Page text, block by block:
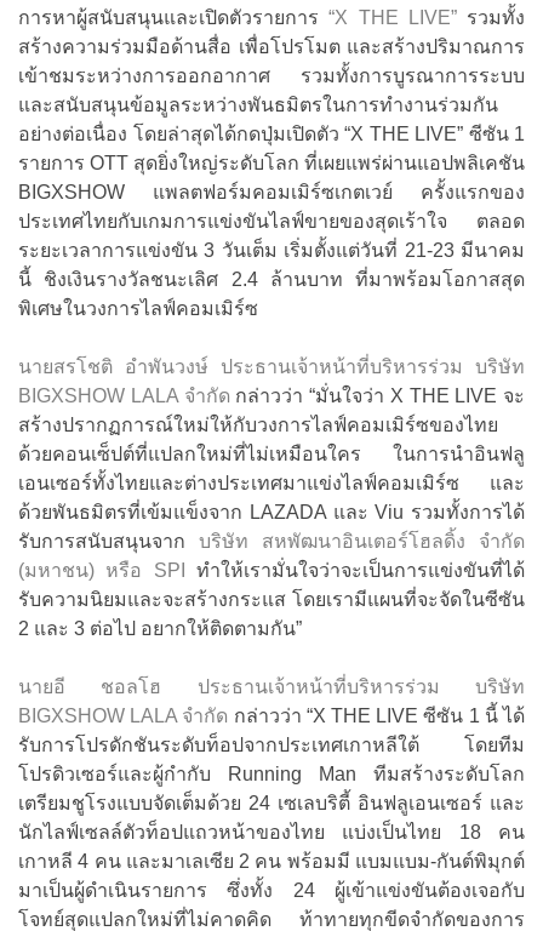
การหาผู้สนับสนุนและเปิดตัวรายการ“X THE LIVE”รวมทั้ง
สร้างความร่วมมือด้านสื่อ เพื่อโปรโมต และสร้างปริมาณการ
เข้าชมระหว่างการออกอากาศ รวมทั้งการบูรณาการระบบ
และสนับสนุนข้อมูลระหว่างพันธมิตรในการทำงานร่วมกัน
อย่างต่อเนื่อง โดยล่าสุดได้กดปุ่มเปิดตัว “X THE LIVE” ซีซัน 1
รายการ OTT สุดยิ่งใหญ่ระดับโลก ที่เผยแพร่ผ่านแอปพลิเคชัน
BIGXSHOW แพลตฟอร์มคอมเมิร์ซเกตเวย์ ครั้งแรกของ
ประเทศไทยกับเกมการแข่งขันไลฟ์ขายของสุดเร้าใจ ตลอด
ระยะเวลาการแข่งขัน 3 วันเต็ม เริ่มตั้งแต่วันที่ 21-23 มีนาคม
นี้ ชิงเงินรางวัลชนะเลิศ 2.4 ล้านบาท ที่มาพร้อมโอกาสสุด
พิเศษในวงการไลฟ์คอมเมิร์ซ
นายสรโชติ อำพันวงษ์ ประธานเจ้าหน้าที่บริหารร่วม บริษัท
BIGXSHOW LALA จำกัด กล่าวว่า “มั่นใจว่า X THE LIVE จะ
สร้างปรากฏการณ์ใหม่ให้กับวงการไลฟ์คอมเมิร์ซของไทย
ด้วยคอนเซ็ปต์ที่แปลกใหม่ที่ไม่เหมือนใคร ในการนำอินฟลู
เอนเซอร์ทั้งไทยและต่างประเทศมาแข่งไลฟ์คอมเมิร์ซ และ
ด้วยพันธมิตรที่เข้มแข็งจาก LAZADA และ Viu รวมทั้งการได้
รับการสนับสนุนจาก บริษัท สหพัฒนาอินเตอร์โฮลดิ้ง จำกัด
(มหาชน) หรือ SPI
ทำให้เรามั่นใจว่าจะเป็นการแข่งขันที่ได้
รับความนิยมและจะสร้างกระแส โดยเรามีแผนที่จะจัดในซีซัน
2 และ 3 ต่อไป อยากให้ติดตามกัน”
นายอี ชอลโฮ ประธานเจ้าหน้าที่บริหารร่วม บริษัท
BIGXSHOW LALA จำกัด กล่าวว่า “X THE LIVE ซีซัน 1 นี้ ได้
รับการโปรดักชันระดับท็อปจากประเทศเกาหลีใต้ โดยทีม
โปรดิวเซอร์และผู้กำกับ Running Man ทีมสร้างระดับโลก
เตรียมชูโรงแบบจัดเต็มด้วย 24 เซเลบริตี้ อินฟลูเอนเซอร์ และ
นักไลฟ์เซลล์ตัวท็อปแถวหน้าของไทย แบ่งเป็นไทย 18 คน
เกาหลี 4 คน และมาเลเซีย 2 คน พร้อมมี แบมแบม-กันต์พิมุกต์
มาเป็นผู้ดำเนินรายการ ซึ่งทั้ง 24 ผู้เข้าแข่งขันต้องเจอกับ
โจทย์สุดแปลกใหม่ที่ไม่คาดคิด ท้าทายทุกขีดจำกัดของการ